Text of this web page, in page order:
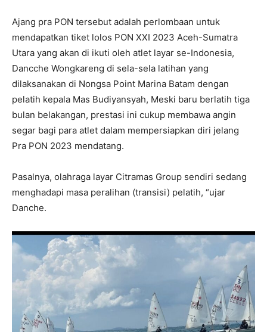
Ajang pra PON tersebut adalah perlombaan untuk
mendapatkan tiket lolos PON XXI 2023 Aceh-Sumatra
Utara yang akan di ikuti oleh atlet layar se-Indonesia,
Dancche Wongkareng di sela-sela latihan yang
dilaksanakan di Nongsa Point Marina Batam dengan
pelatih kepala Mas Budiyansyah, Meski baru berlatih tiga
bulan belakangan, prestasi ini cukup membawa angin
segar bagi para atlet dalam mempersiapkan diri jelang
Pra PON 2023 mendatang.
Pasalnya, olahraga layar Citramas Group sendiri sedang
menghadapi masa peralihan (transisi) pelatih, “ujar
Danche.